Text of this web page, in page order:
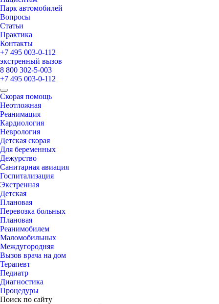
Парк автомобилей
Вопросы
Статьи
Практика
Контакты
+7 495 003-0-112
экстренный вызов
8 800 302-5-003
+7 495 003-0-112
Скорая помощь
Неотложная
Реанимация
Кардиология
Неврология
Детская скорая
Для беременных
Дежурство
Санитарная авиация
Госпитализация
Экстренная
Детская
Плановая
Перевозка больных
Плановая
Реанимобилем
Маломобильных
Междугородняя
Вызов врача на дом
Терапевт
Педиатр
Диагностика
Процедуры
Поиск по сайту